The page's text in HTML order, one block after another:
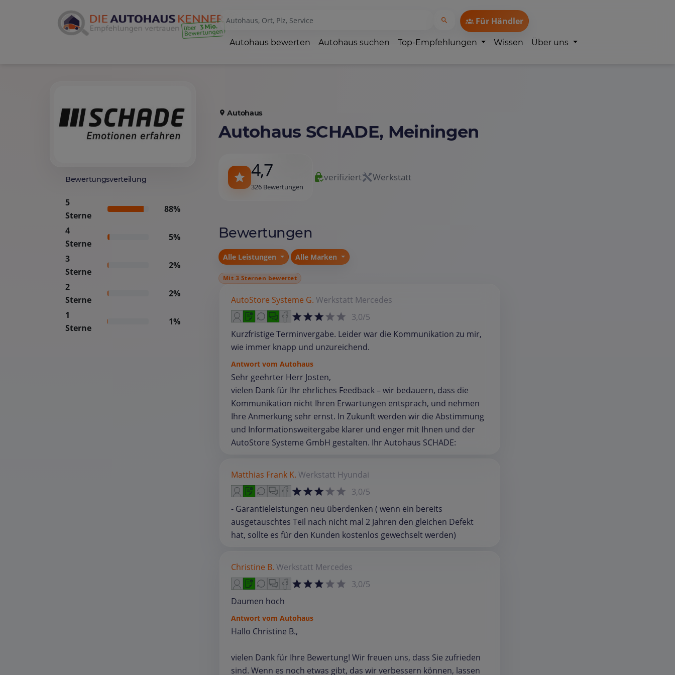
Für Händler
Autohaus bewerten Autohaus suchen Top-Empfehlungen Wissen Über uns
Bewertungsverteilung
5
Sterne
88%
4
Sterne
5%
3
Sterne
2%
2
Sterne
2%
1
Sterne
1%
Autohaus
Autohaus SCHADE, Meiningen
4,7
326 Bewertungen
verifiziert Werkstatt
Bewertungen
Alle Leistungen Alle Marken
Mit 3 Sternen bewertet
AutoStore Systeme G. Werkstatt Mercedes
3,0/5
Kurzfristige Terminvergabe. Leider war die Kommunikation zu mir,
wie immer knapp und unzureichend.
Antwort vom Autohaus
Sehr geehrter Herr Josten,
vielen Dank für Ihr ehrliches Feedback – wir bedauern, dass die
Kommunikation nicht Ihren Erwartungen entsprach, und nehmen
Ihre Anmerkung sehr ernst. In Zukunft werden wir die Abstimmung
und Informationsweitergabe klarer und enger mit Ihnen und der
AutoStore Systeme GmbH gestalten. Ihr Autohaus SCHADE:
Matthias Frank K. Werkstatt Hyundai
3,0/5
- Garantieleistungen neu überdenken ( wenn ein bereits
ausgetauschtes Teil nach nicht mal 2 Jahren den gleichen Defekt
hat, sollte es für den Kunden kostenlos gewechselt werden)
Christine B. Werkstatt Mercedes
3,0/5
Daumen hoch
Antwort vom Autohaus
Hallo Christine B.,
vielen Dank für Ihre Bewertung! Wir freuen uns, dass Sie zufrieden
sind. Wenn es noch etwas gibt, das wir verbessern können, lassen